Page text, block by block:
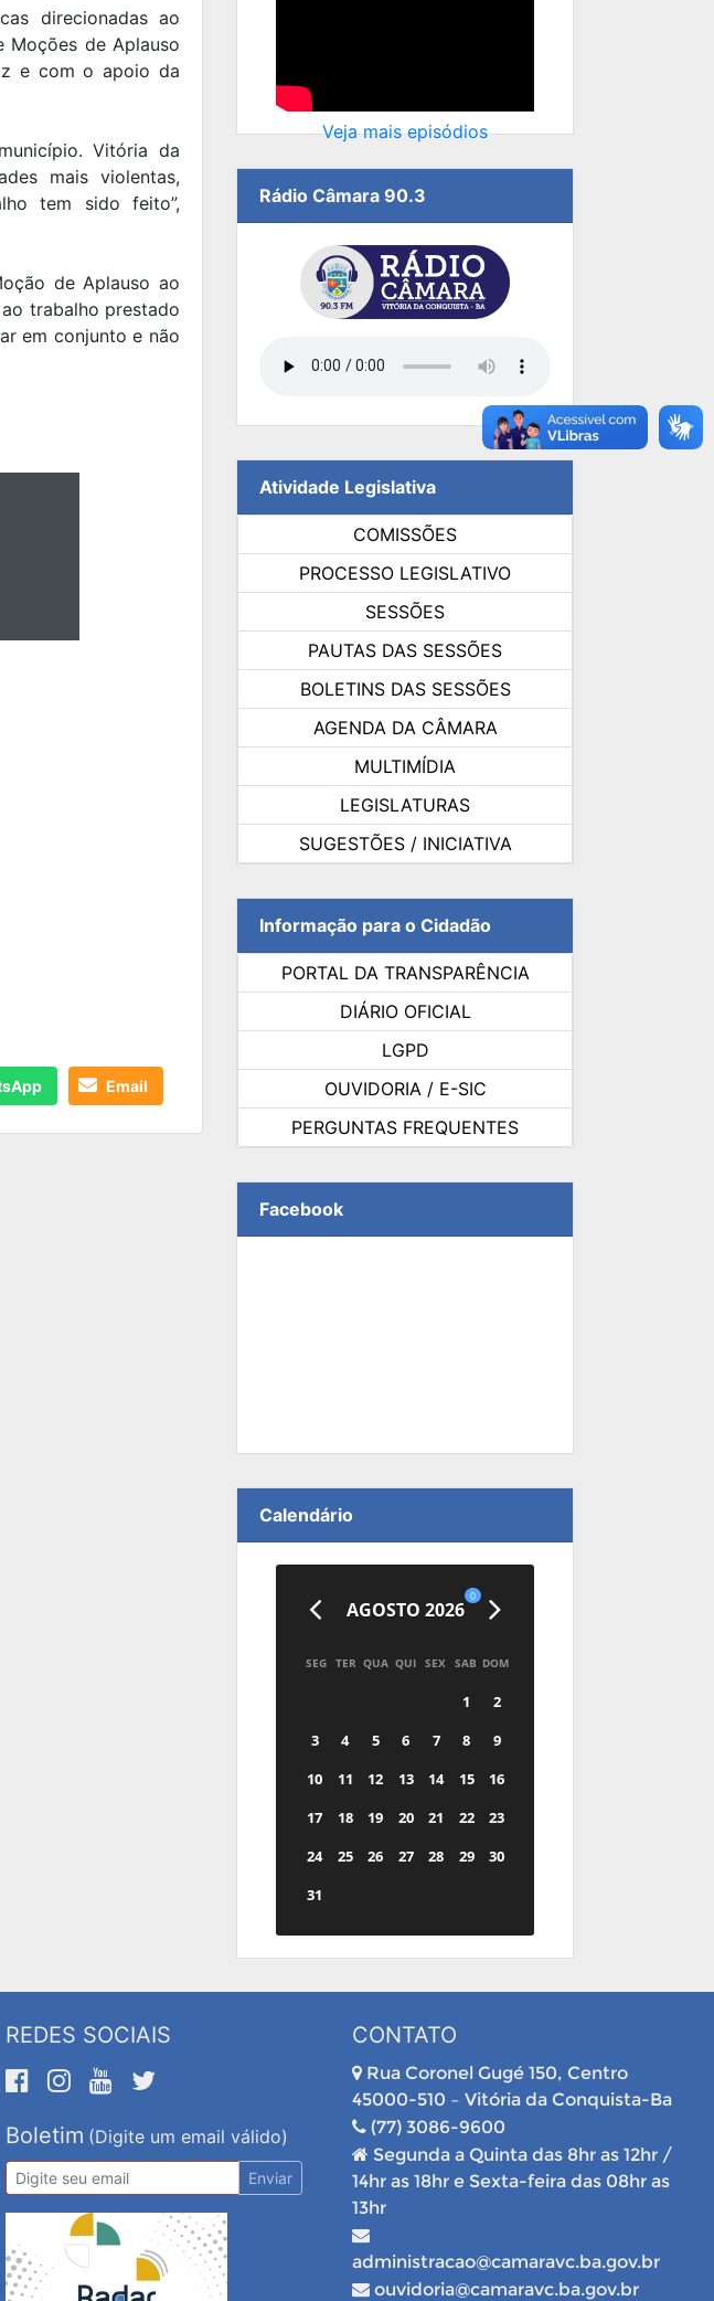
direcionadas ao
Moções de Aplauso
e com o apoio da
Vitória da
mais violentas,
tem sido feito”,
de Aplauso ao
trabalho prestado
em conjunto e não
Email
Veja mais episódios
Rádio Câmara 90.3
Atividade Legislativa
COMISSÕES
PROCESSO LEGISLATIVO
SESSÕES
PAUTAS DAS SESSÕES
BOLETINS DAS SESSÕES
AGENDA DA CÂMARA
MULTIMÍDIA
LEGISLATURAS
SUGESTÕES / INICIATIVA
Informação para o Cidadão
PORTAL DA TRANSPARÊNCIA
DIÁRIO OFICIAL
LGPD
OUVIDORIA / E-SIC
PERGUNTAS FREQUENTES
Facebook
Calendário
AGOSTO 2026
0
SEG TER QUA QUI SEX SAB DOM
1
2
3
4 5 6 7 8
9
10
11 12 13 14 15
16
17
18 19 20 21 22
23
24
25 26 27 28 29
30
31
REDES SOCIAIS
Boletim (Digite um email válido)
Enviar
CONTATO
Rua Coronel Gugé 150, Centro
45000-510 – Vitória da Conquista-Ba
(77) 3086-9600
Segunda a Quinta das 8hr as 12hr /
14hr as 18hr e Sexta-feira das 08hr as
13hr
administracao@camaravc.ba.gov.br
ouvidoria@camaravc.ba.gov.br